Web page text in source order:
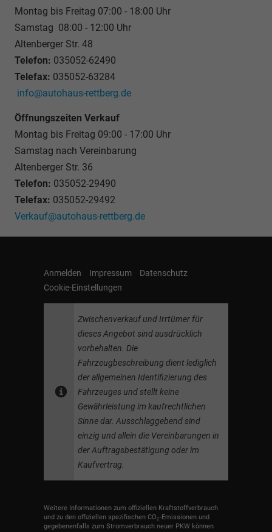
Montag bis Freitag 07:00 - 18:00 Uhr
Samstag 08:00 - 12:00 Uhr
Altenberger Str. 48
Telefon: 035052-62490
Telefax: 035052-63284
info@autohaus-rettberg.de
Öffnungszeiten Verkauf
Montag bis Freitag 09:00 - 17:00 Uhr
Samstag nach Vereinbarung
Altenberger Str. 36
Telefon: 035052-29490
Telefax: 035052-29492
Verkauf@autohaus-rettberg.de
Anmelden Impressum
Datenschutz
Cookie-Einstellungen
Zwischenverkauf und Irrtümer für
dieses Angebot sind ausdrücklich
vorbehalten. Die
Fahrzeugbeschreibung dient lediglich
der allgemeinen Identifizierung des
Fahrzeuges und stellt keine
Gewährleistung im kaufrechtlichen
Sinne dar. Ausschlaggebend sind
einzig und allein die Vereinbarungen in
der Auftragsbestätigung oder im
Kaufvertrag.
Weitere Informationen zum offiziellen Kraftstoffverbrauch
und zu den offiziellen spezifischen CO2-Emissionen und
gegebenenfalls zum Stromverbrauch neuer PKW können